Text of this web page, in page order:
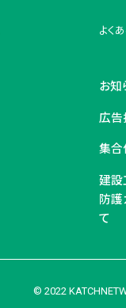
よく
お知
広告
集合
建設
防護
て
© 2022